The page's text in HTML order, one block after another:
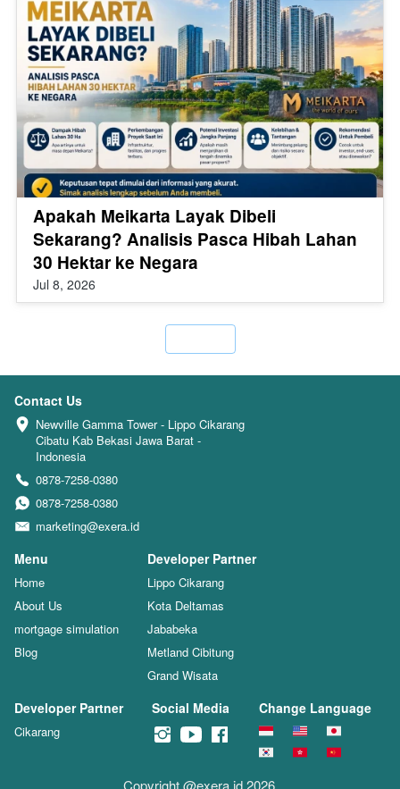
Apakah Meikarta Layak Dibeli
Sekarang? Analisis Pasca Hibah Lahan
30 Hektar ke Negara
Jul 8, 2026
Contact Us
Newville Gamma Tower - Lippo Cikarang
Cibatu Kab Bekasi Jawa Barat -
Indonesia
0878-7258-0380
0878-7258-0380
marketing@exera.id
Menu
Home
About Us
mortgage simulation
Blog
Developer Partner
Lippo Cikarang
Kota Deltamas
Jababeka
Metland Cibitung
Grand Wisata
Developer Partner
Cikarang
Social Media Change Language
Copyright @exera.id 2026